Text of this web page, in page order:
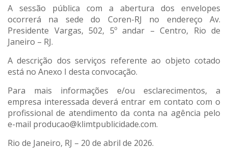
A sessão pública com a abertura dos envelopes
ocorrerá na sede do Coren-RJ no endereço Av.
Presidente Vargas, 502, 5º andar – Centro, Rio de
Janeiro – RJ.
A descrição dos serviços referente ao objeto cotado
está no Anexo I desta convocação.
Para mais informações e/ou esclarecimentos, a
empresa interessada deverá entrar em contato com o
profissional de atendimento da conta na agência pelo
e-mail producao@klimtpublicidade.com.
Rio de Janeiro, RJ – 20 de abril de 2026.